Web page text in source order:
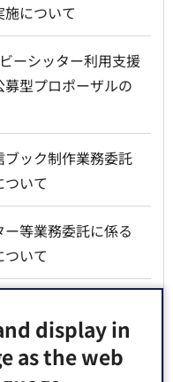
display in
as the web
について
ーシッター利用支援
型プロポーザルの
ブック制作業務委託
いて
等業務委託に係る
いて
て
納付案内センター